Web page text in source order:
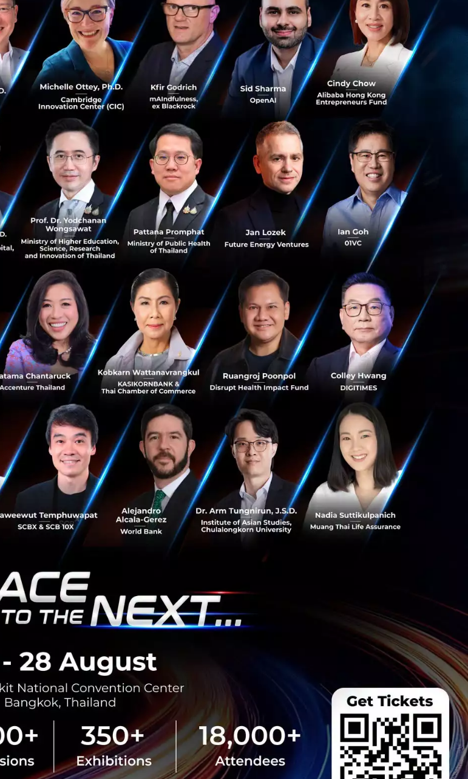
อ (AI
โดยนวัตกรรม AI ของ Grab สามารถตรวจจับรูปภาพที่มี
ไม่ชัด หรือไม่เกี่ยวข้อง) และสามารถตรวจสอบหรือบล็อกโดย
ให้อัปโหลดรูปภาพที่ดีกว่า นอกจากนี้ ระบบของเรายังสามารถ
อีกด้วย
ามารถกำหนดโปรไฟล์พนักงาน สำหรับการเข้าถึงระบบของร้าน
ระบบการจัดการร้านค้าได้ทั้งหมด โดยสามารถดูผลและจัดการ
กมาย
ได้เพียงบางส่วน เช่น การอัปเดตข้อมูลร้านอาหาร ซื้อพื้นที่
ติดตามประวัติการขาย
การสั่งอาหารและชำระเงินของร้านค้า
ดับคุณภาพการบริการของพาร์ทเนอร์ร้านค้าและช่วยผลักดัน
กำลังนำโปรแกรมการฝึกอบรมของ GrabAcademy เข้าสู่แอป
ไปจากช่องทางเว็ปไซต์
รับแต่ละร้านค้า โดยแอปฯ จะระบุและแนะนำเนื้อหาการฝึก
ข้อมูลประสิทธิภาพการทำธุรกิจและความต้องการของร้านค้าที่
ใจสนใจและคู่มือในการเรียน เสมือนการอบรมแบบตัวต่อตัว
สนับสนุนให้พาร์ทเนอร์ร้านค้าได้รับความรู้ที่ครบถ้วนตาม
แต่ละคอร์สได้รับความสนใจมากน้อยเพียงใด